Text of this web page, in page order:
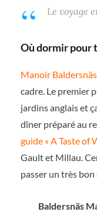
Le voyage
Où dormir pour
Manoir Baldersnäs.
cadre. Le premier
jardins anglais et
dîner préparé au
guide « A Taste of
Gault et Millau.
passer un très bon
Baldersnäs